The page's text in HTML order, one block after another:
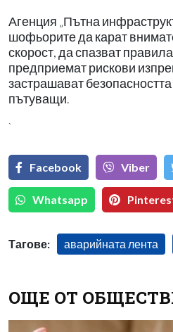
Агенция „Пътна
шофьорите да карат
скорост, да спазват
предприемат рискови
застрашават
пътуващи.
`
Facebook Viber
Whatsapp
Тагове: аварийната лента
ОЩЕ ОТ